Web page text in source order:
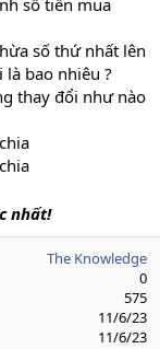
số tiền mua
số thứ nhất lên
bao nhiêu ?
thay đổi như nào
nhất!
The Knowledge
0
575
11/6/23
11/6/23